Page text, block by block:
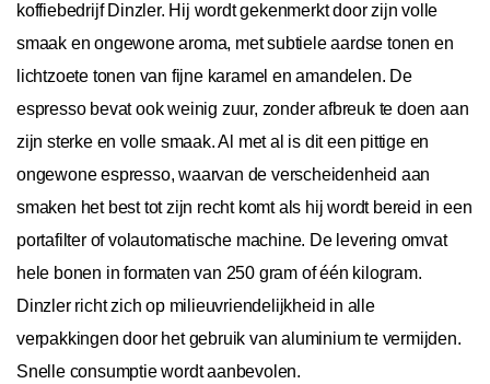
koffiebedrijf Dinzler. Hij wordt gekenmerkt door zijn volle
smaak en ongewone aroma, met subtiele aardse tonen en
lichtzoete tonen van fijne karamel en amandelen. De
espresso bevat ook weinig zuur, zonder afbreuk te doen aan
zijn sterke en volle smaak. Al met al is dit een pittige en
ongewone espresso, waarvan de verscheidenheid aan
smaken het best tot zijn recht komt als hij wordt bereid in een
portafilter of volautomatische machine. De levering omvat
hele bonen in formaten van 250 gram of één kilogram.
Dinzler richt zich op milieuvriendelijkheid in alle
verpakkingen door het gebruik van aluminium te vermijden.
Snelle consumptie wordt aanbevolen.